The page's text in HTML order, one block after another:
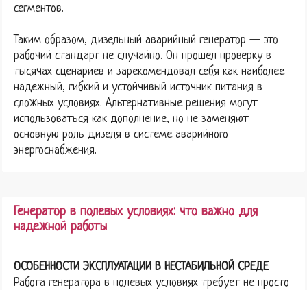
сегментов.
Таким образом, дизельный аварийный генератор — это
рабочий стандарт не случайно. Он прошел проверку в
тысячах сценариев и зарекомендовал себя как наиболее
надежный, гибкий и устойчивый источник питания в
сложных условиях. Альтернативные решения могут
использоваться как дополнение, но не заменяют
основную роль дизеля в системе аварийного
энергоснабжения.
Генератор в полевых условиях: что важно для
надежной работы
ОСОБЕННОСТИ ЭКСПЛУАТАЦИИ В НЕСТАБИЛЬНОЙ СРЕДЕ
Работа генератора в полевых условиях требует не просто